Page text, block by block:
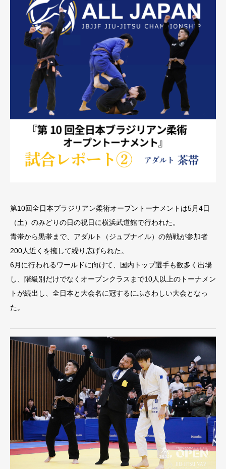
第10回全日本ブラジリアン柔術オープントーナメントは5月4日
（土）のみどりの日の祝日に横浜武道館で行われた。
青帯から黒帯まで、アダルト（ジュブナイル）の熱戦が参加者
200人近くを擁して繰り広げられた。
6月に行われるワールドに向けて、国内トップ選手も数多く出場
し、階級別だけでなくオープンクラスまで10人以上のトーナメン
トが続出し、全日本と大会名に冠するにふさわしい大会となっ
た。